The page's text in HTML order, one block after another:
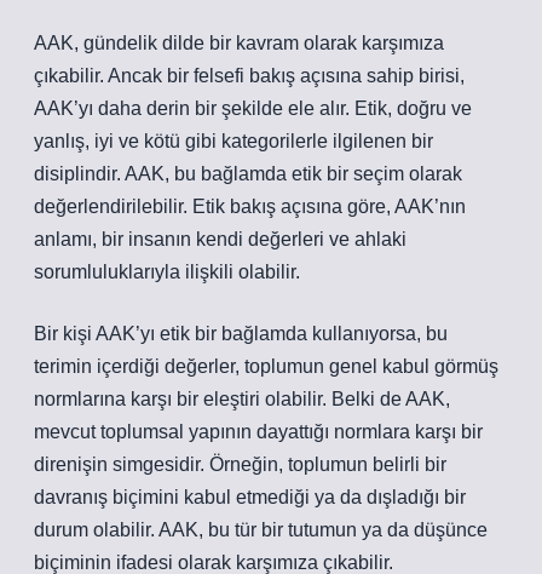
AAK, gündelik dilde bir kavram olarak karşımıza
çıkabilir. Ancak bir felsefi bakış açısına sahip birisi,
AAK’yı daha derin bir şekilde ele alır. Etik, doğru ve
yanlış, iyi ve kötü gibi kategorilerle ilgilenen bir
disiplindir. AAK, bu bağlamda etik bir seçim olarak
değerlendirilebilir. Etik bakış açısına göre, AAK’nın
anlamı, bir insanın kendi değerleri ve ahlaki
sorumluluklarıyla ilişkili olabilir.
Bir kişi AAK’yı etik bir bağlamda kullanıyorsa, bu
terimin içerdiği değerler, toplumun genel kabul görmüş
normlarına karşı bir eleştiri olabilir. Belki de AAK,
mevcut toplumsal yapının dayattığı normlara karşı bir
direnişin simgesidir. Örneğin, toplumun belirli bir
davranış biçimini kabul etmediği ya da dışladığı bir
durum olabilir. AAK, bu tür bir tutumun ya da düşünce
biçiminin ifadesi olarak karşımıza çıkabilir.